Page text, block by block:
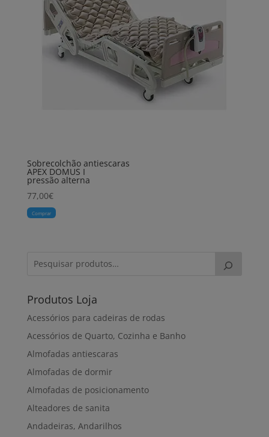
Sobrecolchão antiescaras
APEX DOMUS I
pressão alterna
77,00€
Comprar
Produtos Loja
Acessórios para cadeiras de rodas
Acessórios de Quarto, Cozinha e Banho
Almofadas antiescaras
Almofadas de dormir
Almofadas de posicionamento
Alteadores de sanita
Andadeiras, Andarilhos